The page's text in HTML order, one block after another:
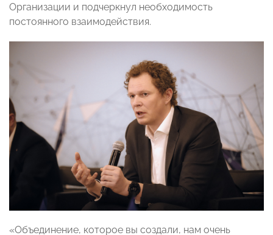
Организации и подчеркнул необходимость
постоянного взаимодействия.
«Объединение, которое вы создали, нам очень